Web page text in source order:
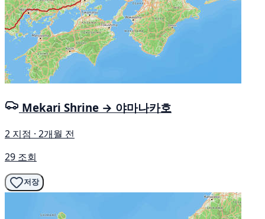
Mekari Shrine → 야마나카호
2 지점 · 2개월 전
29 조회
저장